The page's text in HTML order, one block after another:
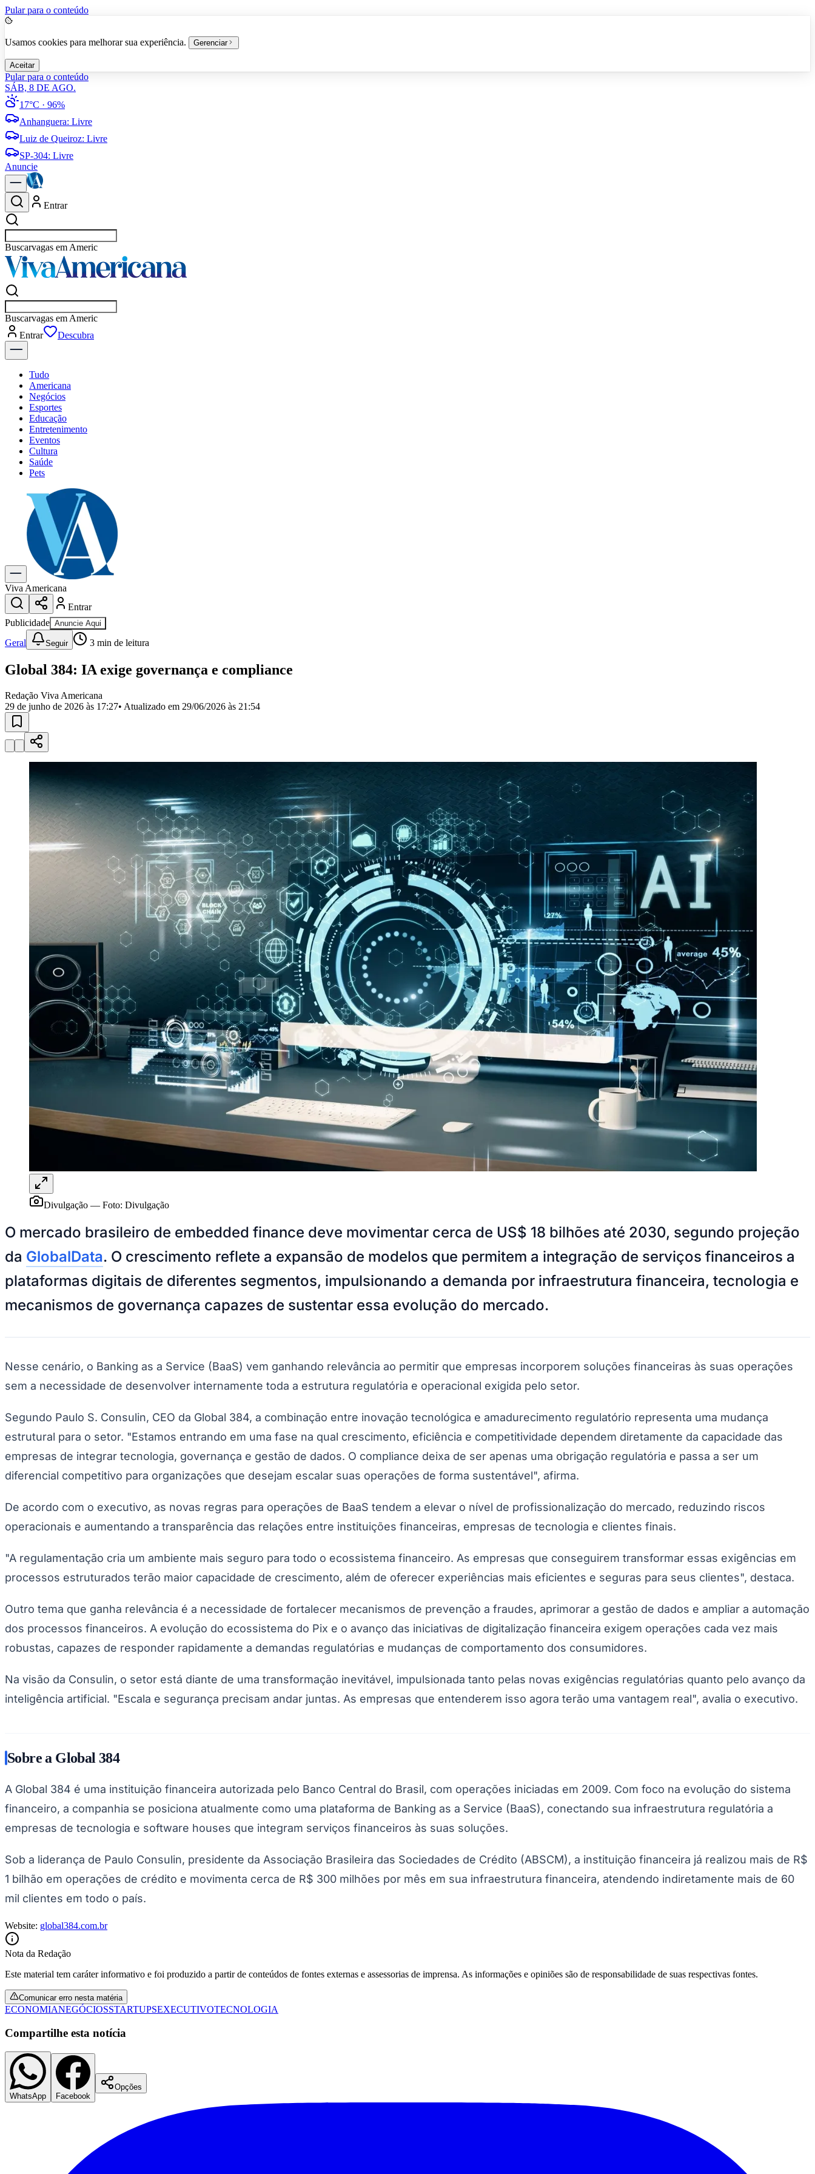
Pular para o conteúdo
Usamos cookies para melhorar sua experiência. Gerenciar
Aceitar
Pular para o conteúdo
SÁB, 8 DE AGO.
17°C · 96%
Anhanguera: Livre
Luiz de Queiroz: Livre
SP-304: Livre
Anuncie
Entrar
Buscarvagas em Americana
Buscarvagas em Americana
Entrar
Descubra
Tudo
Americana
Negócios
Esportes
Educação
Entretenimento
Eventos
Cultura
Saúde
Pets
Explore Tudo
Últimas Notícias
Previsão do Tempo
Dia a Dia & Lazer
Gastronomia
Cinema & Shows
Para Sua Empresa
Anuncie no Portal
Cadastrar Empresa
Divulgar VagasNovo
Publicidade Legal
Política
Eleições
Saúde
Cultura
Educação
Bairros de Americana
Para Sua Empresa
Anuncie no Portal
Guia de Empresas
Divulgar Vagas
Publicidade Legal
Hub de Negócios
Guia Comercial
Agenda de Vestibulares
Vagas de Emprego
Concursos
Panorama Econômico
Panorama Econômico
Para Sua Empresa
Anuncie no Portal
Verificar EmpresaNovo
Anunciar VagasNovo
Publicidade Legal
NBA
MLB
NHL
Atletismo
Competições de Futebol
Brasileirão Série A
Brasileirão Série B
Copa do Brasil
Libertadores
Sul-Americana
Copa América
Champions League
Premier League
Bundesliga
Times - Ir direto
Corinthians
Viva Americana
Entrar
Publicidade Anuncie Aqui
Geral Seguir 3 min de leitura
Global 384: IA exige governança e compliance
Redação Viva Americana
29 de junho de 2026 às 17:27• Atualizado em 29/06/2026 às 21:54
Divulgação — Foto: Divulgação
O mercado brasileiro de embedded finance deve movimentar cerca de US$ 18 bilhões até 2030, segundo projeção
da GlobalData. O crescimento reflete a expansão de modelos que permitem a integração de serviços financeiros a
plataformas digitais de diferentes segmentos, impulsionando a demanda por infraestrutura financeira, tecnologia e
mecanismos de governança capazes de sustentar essa evolução do mercado.
Nesse cenário, o Banking as a Service (BaaS) vem ganhando relevância ao permitir que empresas incorporem soluções financeiras às suas operações
sem a necessidade de desenvolver internamente toda a estrutura regulatória e operacional exigida pelo setor.
Segundo Paulo S. Consulin, CEO da Global 384, a combinação entre inovação tecnológica e amadurecimento regulatório representa uma mudança
estrutural para o setor. "Estamos entrando em uma fase na qual crescimento, eficiência e competitividade dependem diretamente da capacidade das
empresas de integrar tecnologia, governança e gestão de dados. O compliance deixa de ser apenas uma obrigação regulatória e passa a ser um
diferencial competitivo para organizações que desejam escalar suas operações de forma sustentável", afirma.
De acordo com o executivo, as novas regras para operações de BaaS tendem a elevar o nível de profissionalização do mercado, reduzindo riscos
operacionais e aumentando a transparência das relações entre instituições financeiras, empresas de tecnologia e clientes finais.
"A regulamentação cria um ambiente mais seguro para todo o ecossistema financeiro. As empresas que conseguirem transformar essas exigências em
processos estruturados terão maior capacidade de crescimento, além de oferecer experiências mais eficientes e seguras para seus clientes", destaca.
Outro tema que ganha relevância é a necessidade de fortalecer mecanismos de prevenção a fraudes, aprimorar a gestão de dados e ampliar a automação
dos processos financeiros. A evolução do ecossistema do Pix e o avanço das iniciativas de digitalização financeira exigem operações cada vez mais
robustas, capazes de responder rapidamente a demandas regulatórias e mudanças de comportamento dos consumidores.
Na visão da Consulin, o setor está diante de uma transformação inevitável, impulsionada tanto pelas novas exigências regulatórias quanto pelo avanço da
inteligência artificial. "Escala e segurança precisam andar juntas. As empresas que entenderem isso agora terão uma vantagem real", avalia o executivo.
Sobre a Global 384
A Global 384 é uma instituição financeira autorizada pelo Banco Central do Brasil, com operações iniciadas em 2009. Com foco na evolução do sistema
financeiro, a companhia se posiciona atualmente como uma plataforma de Banking as a Service (BaaS), conectando sua infraestrutura regulatória a
empresas de tecnologia e software houses que integram serviços financeiros às suas soluções.
Sob a liderança de Paulo Consulin, presidente da Associação Brasileira das Sociedades de Crédito (ABSCM), a instituição financeira já realizou mais de R$
1 bilhão em operações de crédito e movimenta cerca de R$ 300 milhões por mês em sua infraestrutura financeira, atendendo indiretamente mais de 60
mil clientes em todo o país.
Website: global384.com.br
Nota da Redação
Este material tem caráter informativo e foi produzido a partir de conteúdos de fontes externas e assessorias de imprensa. As informações e opiniões são de responsabilidade de suas respectivas fontes.
Comunicar erro nesta matéria
ECONOMIANEGÓCIOSSTARTUPSEXECUTIVOTECNOLOGIA
Compartilhe esta notícia
WhatsApp Facebook
Opções